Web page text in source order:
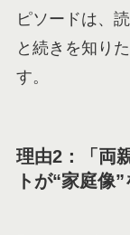
ピソードは、
と続きを知り
す。
理由2：「両
トが“家庭像